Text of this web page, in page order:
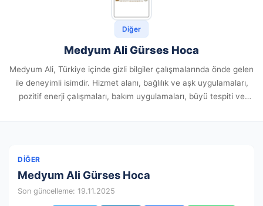
Diğer
Medyum Ali Gürses Hoca
Medyum Ali, Türkiye içinde gizli bilgiler çalışmalarında önde gelen
ile deneyimli isimdir. Hizmet alanı, bağlılık ve aşk uygulamaları,
pozitif enerji çalışmaları, bakım uygulamaları, büyü tespiti ve
DIĞER
Medyum Ali Gürses Hoca
Son güncelleme: 19.11.2025